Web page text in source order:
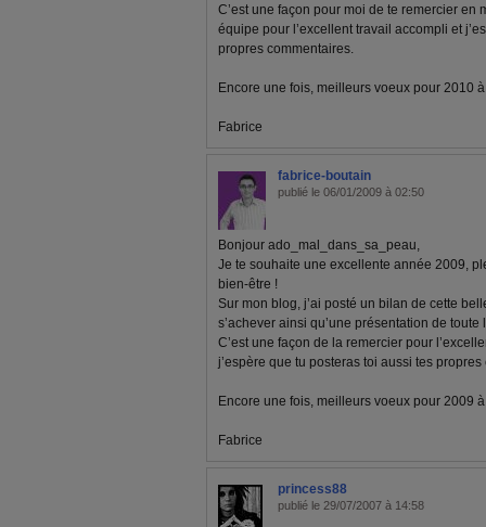
C’est une façon pour moi de te remercier en
équipe pour l’excellent travail accompli et
propres commentaires.
Encore une fois, meilleurs voeux pour 2010
Fabrice
fabrice-boutain
publié le 06/01/2009 à 02:50
Bonjour ado_mal_dans_sa_peau,
Je te souhaite une excellente année 2009,
bien-être !
Sur mon blog, j’ai posté un bilan de cette
s’achever ainsi qu’une présentation de
C’est une façon de la remercier pour
j’espère que tu posteras toi aussi tes
Encore une fois, meilleurs voeux pour 2009
Fabrice
princess88
publié le 29/07/2007 à 14:58